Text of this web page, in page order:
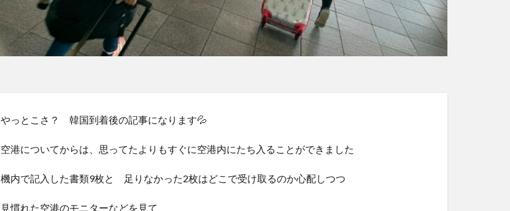
やっとこさ？ 韓国到着後の記事になります💦
空港についてからは、思ってたよりもすぐに空港内にたち入ることができました
機内で記入した書類9枚と 足りなかった2枚はどこで受け取るのか心配しつつ
見慣れた空港のモニターなどを見て